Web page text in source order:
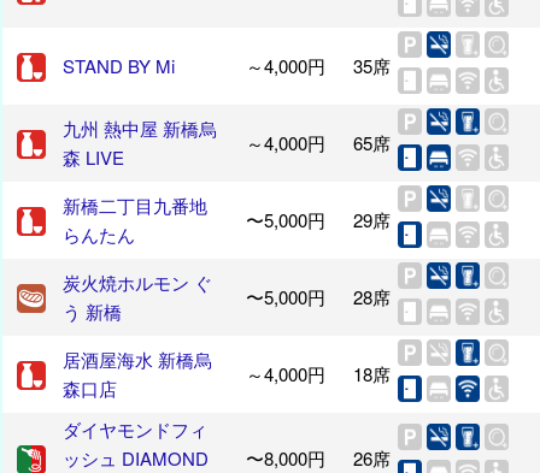
STAND BY Mi ～4,000円 35席
九州 熱中屋 新橋烏
森 LIVE
～4,000円 65席
新橋二丁目九番地
らんたん
〜5,000円 29席
炭火焼ホルモン ぐ
う 新橋
〜5,000円 28席
居酒屋海水 新橋烏
森口店
～4,000円 18席
ダイヤモンドフィ
ッシュ DIAMOND
〜8,000円 26席